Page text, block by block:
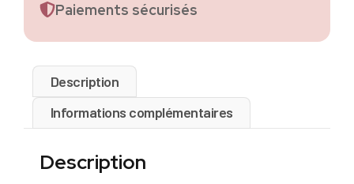
Paiements sécurisés
Description
Informations complémentaires
Description